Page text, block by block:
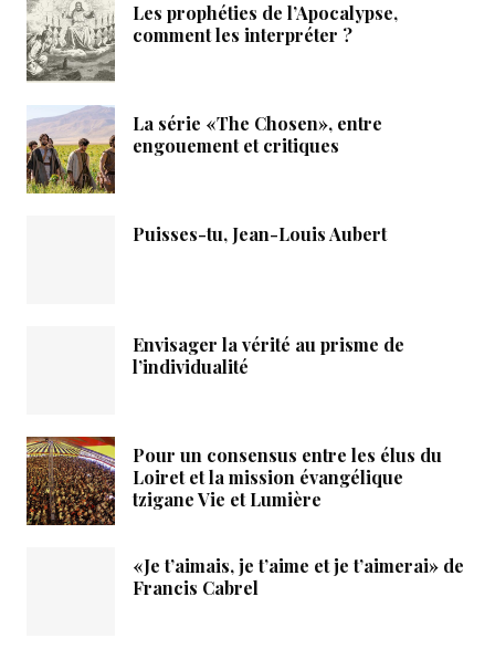
Les prophéties de l’Apocalypse,
comment les interpréter ?
La série «The Chosen», entre
engouement et critiques
Puisses-tu, Jean-Louis Aubert
Envisager la vérité au prisme de
l’individualité
Pour un consensus entre les élus du
Loiret et la mission évangélique
tzigane Vie et Lumière
«Je t’aimais, je t’aime et je t’aimerai» de
Francis Cabrel